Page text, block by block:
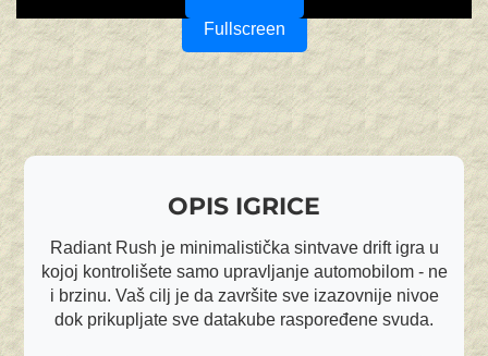
Fullscreen
OPIS IGRICE
Radiant Rush je minimalistička sintvave drift igra u
kojoj kontrolišete samo upravljanje automobilom - ne
i brzinu. Vaš cilj je da završite sve izazovnije nivoe
dok prikupljate sve datakube raspoređene svuda.